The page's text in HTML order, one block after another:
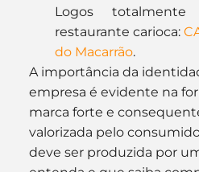
Logos
restaurante carioca:
do Macarrão.
A importância da
empresa é evidente na
marca forte e
valorizada pelo
deve ser produzida por